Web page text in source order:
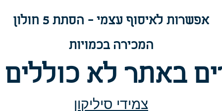
אפשרות לאיסוף עצמי - הסתת 5 חולון
המכירה בכמויות
באתר לא
צמידי סיליקון